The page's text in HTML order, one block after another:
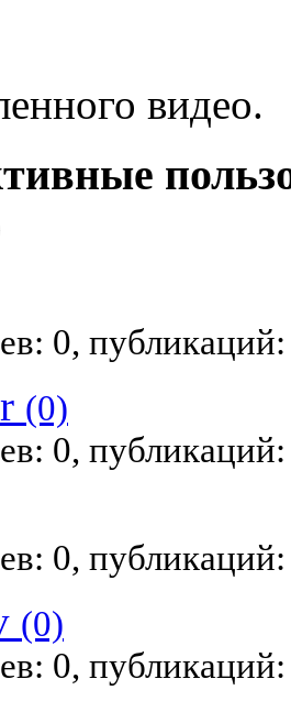
видео.
0,
(0)
0,
0,
(0)
0,